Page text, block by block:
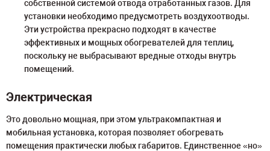
собственной системой отвода отработанных газов. Для
установки необходимо предусмотреть воздухоотводы.
Эти устройства прекрасно подходят в качестве
эффективных и мощных обогревателей для теплиц,
поскольку не выбрасывают вредные отходы внутрь
помещений.
Электрическая
Это довольно мощная, при этом ультракомпактная и
мобильная установка, которая позволяет обогревать
помещения практически любых габаритов. Единственное «но»